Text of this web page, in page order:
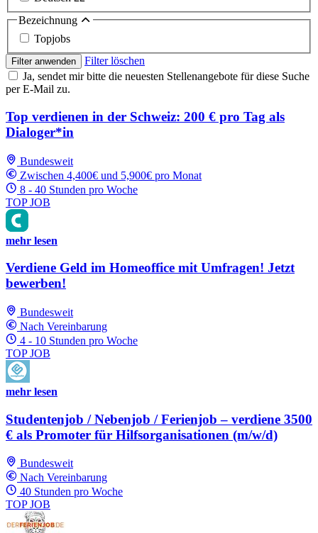
Bezeichnung
Topjobs
Filter anwenden
Filter löschen
Ja, sendet mir bitte die neuesten Stellenangebote für diese Suche
per E-Mail zu.
Top verdienen in der Schweiz: 200 € pro Tag als
Dialoger*in
Bundesweit
Zwischen 4,400€ und 5,900€ pro Monat
8 - 40 Stunden pro Woche
TOP JOB
mehr lesen
Verdiene Geld im Homeoffice mit Umfragen! Jetzt
bewerben!
Bundesweit
Nach Vereinbarung
4 - 10 Stunden pro Woche
TOP JOB
mehr lesen
Studentenjob / Nebenjob / Ferienjob – verdiene 3500
€ als Promoter für Hilfsorganisationen (m/w/d)
Bundesweit
Nach Vereinbarung
40 Stunden pro Woche
TOP JOB